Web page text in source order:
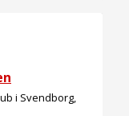
i Svendborg,